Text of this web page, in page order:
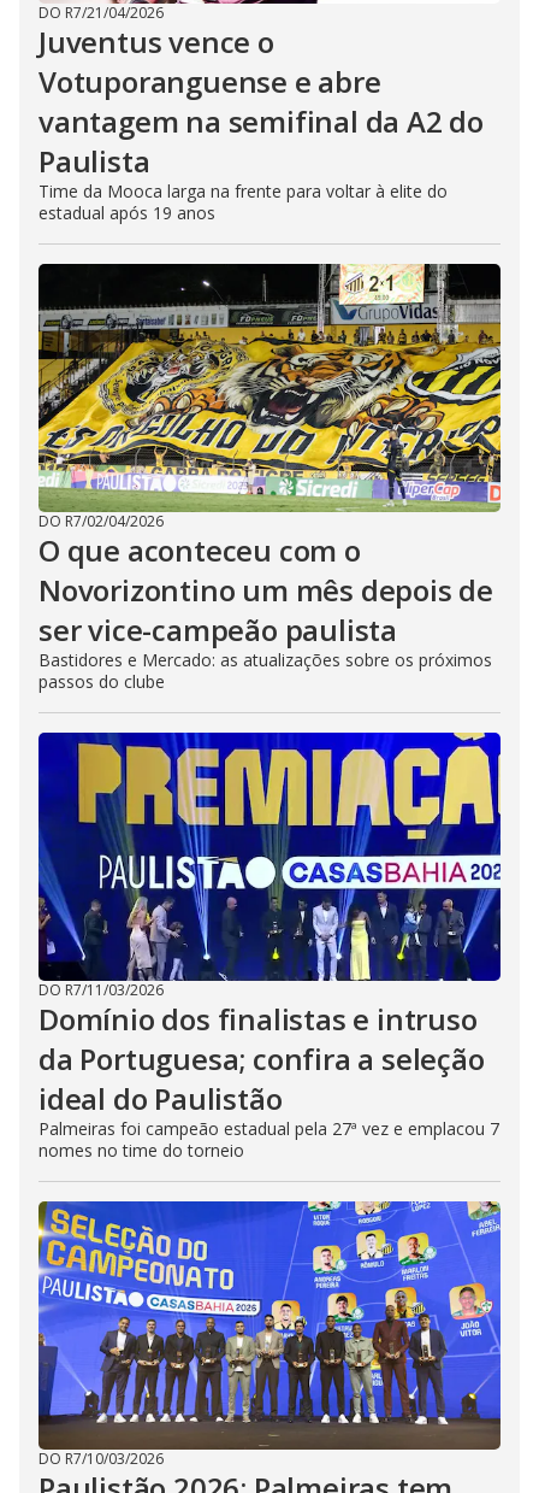
DO R7/21/04/2026
Juventus vence o
Votuporanguense e abre
vantagem na semifinal da A2 do
Paulista
Time da Mooca larga na frente para voltar à elite do
estadual após 19 anos
DO R7/02/04/2026
O que aconteceu com o
Novorizontino um mês depois de
ser vice-campeão paulista
Bastidores e Mercado: as atualizações sobre os próximos
passos do clube
DO R7/11/03/2026
Domínio dos finalistas e intruso
da Portuguesa; confira a seleção
ideal do Paulistão
Palmeiras foi campeão estadual pela 27ª vez e emplacou 7
nomes no time do torneio
DO R7/10/03/2026